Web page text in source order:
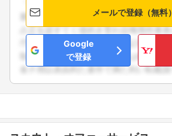
メールで登録（無料）
Google
で登録